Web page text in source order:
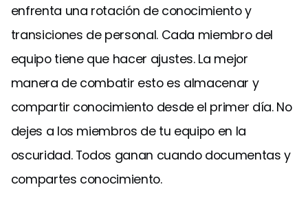
enfrenta una rotación de conocimiento y
transiciones de personal. Cada miembro del
equipo tiene que hacer ajustes. La mejor
manera de combatir esto es almacenar y
compartir conocimiento desde el primer día. No
dejes a los miembros de tu equipo en la
oscuridad. Todos ganan cuando documentas y
compartes conocimiento.